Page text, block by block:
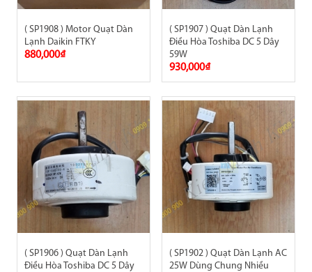
( SP1908 ) Motor Quạt Dàn
Lạnh Daikin FTKY
880,000₫
( SP1907 ) Quạt Dàn Lạnh
Điều Hòa Toshiba DC 5 Dây
59W
930,000₫
( SP1906 ) Quạt Dàn Lạnh
Điều Hòa Toshiba DC 5 Dây
( SP1902 ) Quạt Dàn Lạnh AC
25W Dùng Chung Nhiều